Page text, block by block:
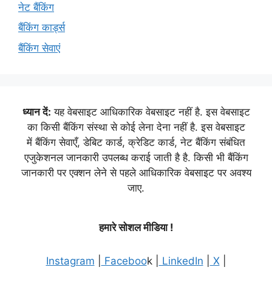
नेट बैंकिंग
बैंकिंग कार्ड्स
बैंकिंग सेवाएं
ध्यान दें: यह वेबसाइट आधिकारिक वेबसाइट नहीं है. इस वेबसाइट
का किसी बैंकिंग संस्था से कोई लेना देना नहीं है. इस वेबसाइट
में बैंकिंग सेवाएँ, डेबिट कार्ड, क्रेडिट कार्ड, नेट बैंकिंग संबंधित
एजुकेशनल जानकारी उपलब्ध कराई जाती है है. किसी भी बैंकिंग
जानकारी पर एक्शन लेने से पहले आधिकारिक वेबसाइट पर अवश्य
जाए.
हमारे सोशल मीडिया !
Instagram Facebook | LinkedIn X|